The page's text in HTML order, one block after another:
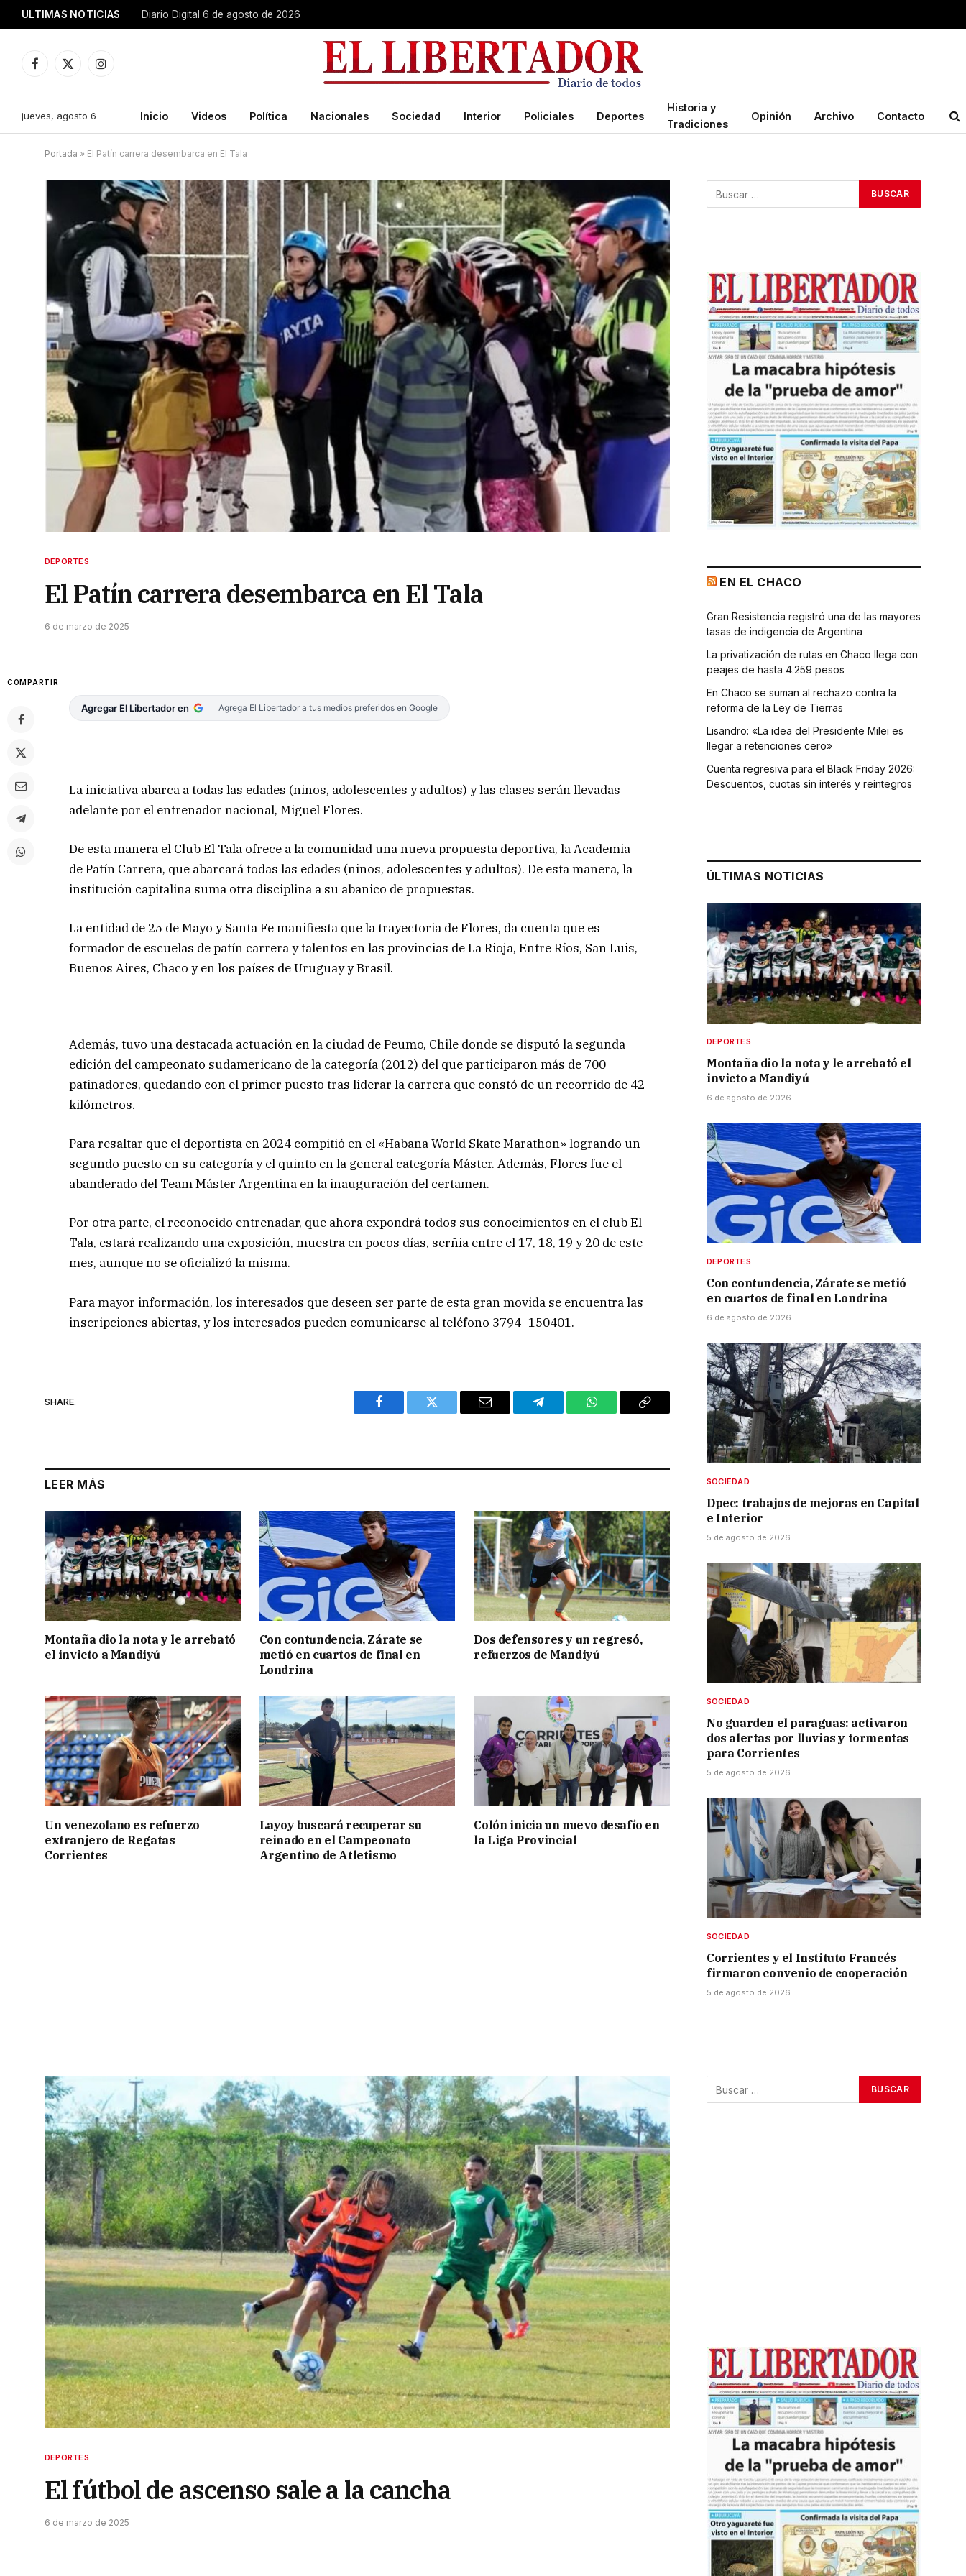
ULTIMAS NOTICIAS Diario Digital 6 de agosto de 2026
Facebook
X
Instagram
jueves, agosto 6 Inicio Videos Política Nacionales Sociedad Interior Policiales Deportes
Historia y
Tradiciones
Opinión Archivo Contacto
Portada » El Patín carrera desembarca en El Tala
DEPORTES
El Patín carrera desembarca en El Tala
6 de marzo de 2025
COMPARTIR
Agregar El Libertador en Agrega El Libertador a tus medios preferidos en Google
La iniciativa abarca a todas las edades (niños, adolescentes y adultos) y las clases serán llevadas
adelante por el entrenador nacional, Miguel Flores.
De esta manera el Club El Tala ofrece a la comunidad una nueva propuesta deportiva, la Academia
de Patín Carrera, que abarcará todas las edades (niños, adolescentes y adultos). De esta manera, la
institución capitalina suma otra disciplina a su abanico de propuestas.
La entidad de 25 de Mayo y Santa Fe manifiesta que la trayectoria de Flores, da cuenta que es
formador de escuelas de patín carrera y talentos en las provincias de La Rioja, Entre Ríos, San Luis,
Buenos Aires, Chaco y en los países de Uruguay y Brasil.
Además, tuvo una destacada actuación en la ciudad de Peumo, Chile donde se disputó la segunda
edición del campeonato sudamericano de la categoría (2012) del que participaron más de 700
patinadores, quedando con el primer puesto tras liderar la carrera que constó de un recorrido de 42
kilómetros.
Para resaltar que el deportista en 2024 compitió en el «Habana World Skate Marathon» logrando un
segundo puesto en su categoría y el quinto en la general categoría Máster. Además, Flores fue el
abanderado del Team Máster Argentina en la inauguración del certamen.
Por otra parte, el reconocido entrenadar, que ahora expondrá todos sus conocimientos en el club El
Tala, estará realizando una exposición, muestra en pocos días, serñia entre el 17, 18, 19 y 20 de este
mes, aunque no se oficializó la misma.
Para mayor información, los interesados que deseen ser parte de esta gran movida se encuentra las
inscripciones abiertas, y los interesados pueden comunicarse al teléfono 3794- 150401.
SHARE.
Facebook Twitter Email Telegram WhatsAppCopy
LEER MÁS
Montaña dio la nota y le arrebató
el invicto a Mandiyú
Con contundencia, Zárate se
metió en cuartos de final en
Londrina
Dos defensores y un regresó,
refuerzos de Mandiyú
Un venezolano es refuerzo
extranjero de Regatas
Corrientes
Layoy buscará recuperar su
reinado en el Campeonato
Argentino de Atletismo
Colón inicia un nuevo desafío en
la Liga Provincial
EN EL CHACO
Gran Resistencia registró una de las mayores
tasas de indigencia de Argentina
La privatización de rutas en Chaco llega con
peajes de hasta 4.259 pesos
En Chaco se suman al rechazo contra la
reforma de la Ley de Tierras
Lisandro: «La idea del Presidente Milei es
llegar a retenciones cero»
Cuenta regresiva para el Black Friday 2026:
Descuentos, cuotas sin interés y reintegros
ÚLTIMAS NOTICIAS
DEPORTES
Montaña dio la nota y le arrebató el
invicto a Mandiyú
6 de agosto de 2026
DEPORTES
Con contundencia, Zárate se metió
en cuartos de final en Londrina
6 de agosto de 2026
SOCIEDAD
Dpec: trabajos de mejoras en Capital
e Interior
5 de agosto de 2026
SOCIEDAD
No guarden el paraguas: activaron
dos alertas por lluvias y tormentas
para Corrientes
5 de agosto de 2026
SOCIEDAD
Corrientes y el Instituto Francés
firmaron convenio de cooperación
5 de agosto de 2026
DEPORTES
El fútbol de ascenso sale a la cancha
6 de marzo de 2025